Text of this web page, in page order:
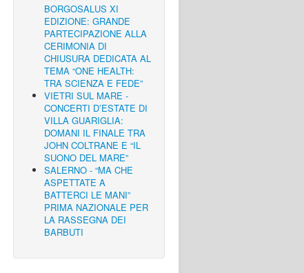
BORGOSALUS XI
EDIZIONE: GRANDE
PARTECIPAZIONE ALLA
CERIMONIA DI
CHIUSURA DEDICATA AL
TEMA “ONE HEALTH:
TRA SCIENZA E FEDE”
VIETRI SUL MARE -
CONCERTI D’ESTATE DI
VILLA GUARIGLIA:
DOMANI IL FINALE TRA
JOHN COLTRANE E “IL
SUONO DEL MARE”
SALERNO - “MA CHE
ASPETTATE A
BATTERCI LE MANI”
PRIMA NAZIONALE PER
LA RASSEGNA DEI
BARBUTI